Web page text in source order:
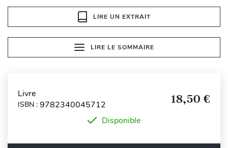
LIRE UN EXTRAIT
LIRE LE SOMMAIRE
Livre
ISBN : 9782340045712 18,50 €
Disponible